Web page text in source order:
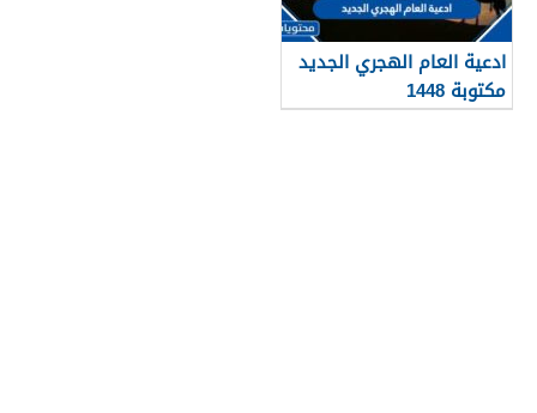
ادعية العام الهجري الجديد
مكتوبة 1448